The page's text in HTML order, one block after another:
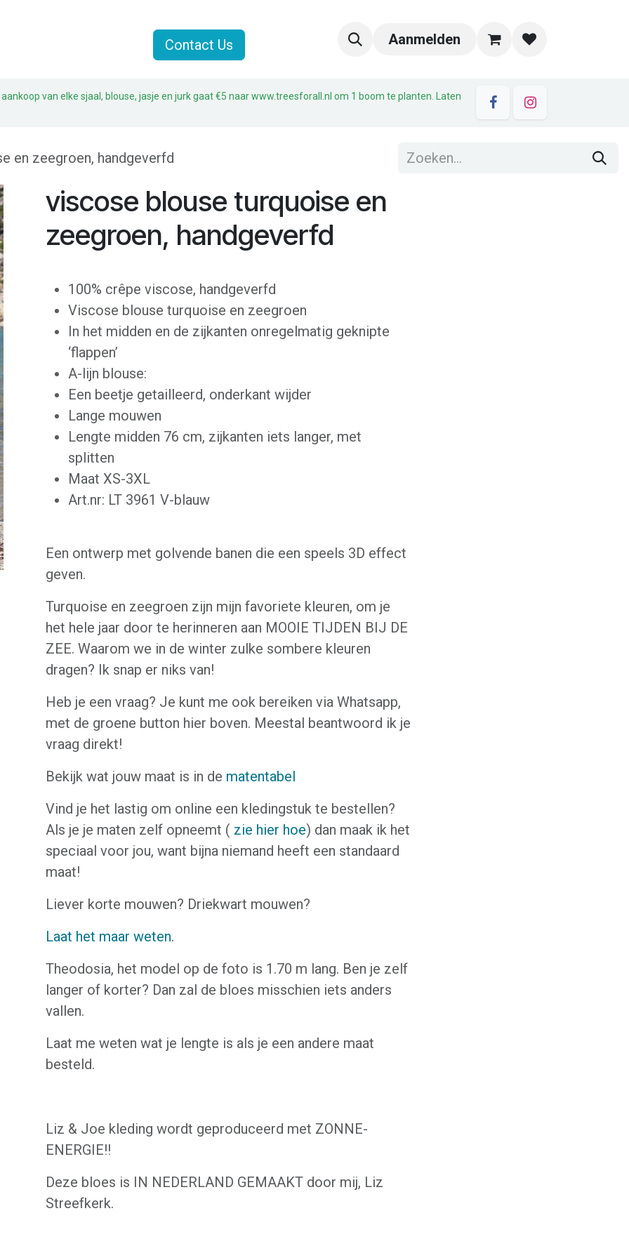
Contact Us Aanmelden
van elke sjaal, blouse, jasje en jurk gaat €5 naar www.treesforall.nl om 1 boom te planten. Laten
en zeegroen, handgeverfd
viscose blouse turquoise en
zeegroen, handgeverfd
100% crêpe viscose, handgeverfd
Viscose blouse turquoise en zeegroen
In het midden en de zijkanten onregelmatig geknipte
‘flappen’
A-lijn blouse:
Een beetje getailleerd, onderkant wijder
Lange mouwen
Lengte midden 76 cm, zijkanten iets langer, met
splitten
Maat XS-3XL
Art.nr: LT 3961 V-blauw
Een ontwerp met golvende banen die een speels 3D effect
geven.
Turquoise en zeegroen zijn mijn favoriete kleuren, om je
het hele jaar door te herinneren aan MOOIE TIJDEN BIJ DE
ZEE. Waarom we in de winter zulke sombere kleuren
dragen? Ik snap er niks van!
Heb je een vraag? Je kunt me ook bereiken via Whatsapp,
met de groene button hier boven. Meestal beantwoord ik je
vraag direkt!
Bekijk wat jouw maat is in de matentabel
Vind je het lastig om online een kledingstuk te bestellen?
Als je je maten zelf opneemt ( zie hier hoe) dan maak ik het
speciaal voor jou, want bijna niemand heeft een standaard
maat!
Liever korte mouwen? Driekwart mouwen?
Laat het maar weten.
Theodosia, het model op de foto is 1.70 m lang. Ben je zelf
langer of korter? Dan zal de bloes misschien iets anders
vallen.
Laat me weten wat je lengte is als je een andere maat
besteld.
Liz & Joe kleding wordt geproduceerd met ZONNE-
ENERGIE!!
Deze bloes is IN NEDERLAND GEMAAKT door mij, Liz
Streefkerk.